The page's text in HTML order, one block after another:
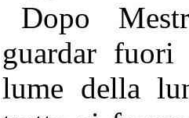
Dopo
guardar
lume della